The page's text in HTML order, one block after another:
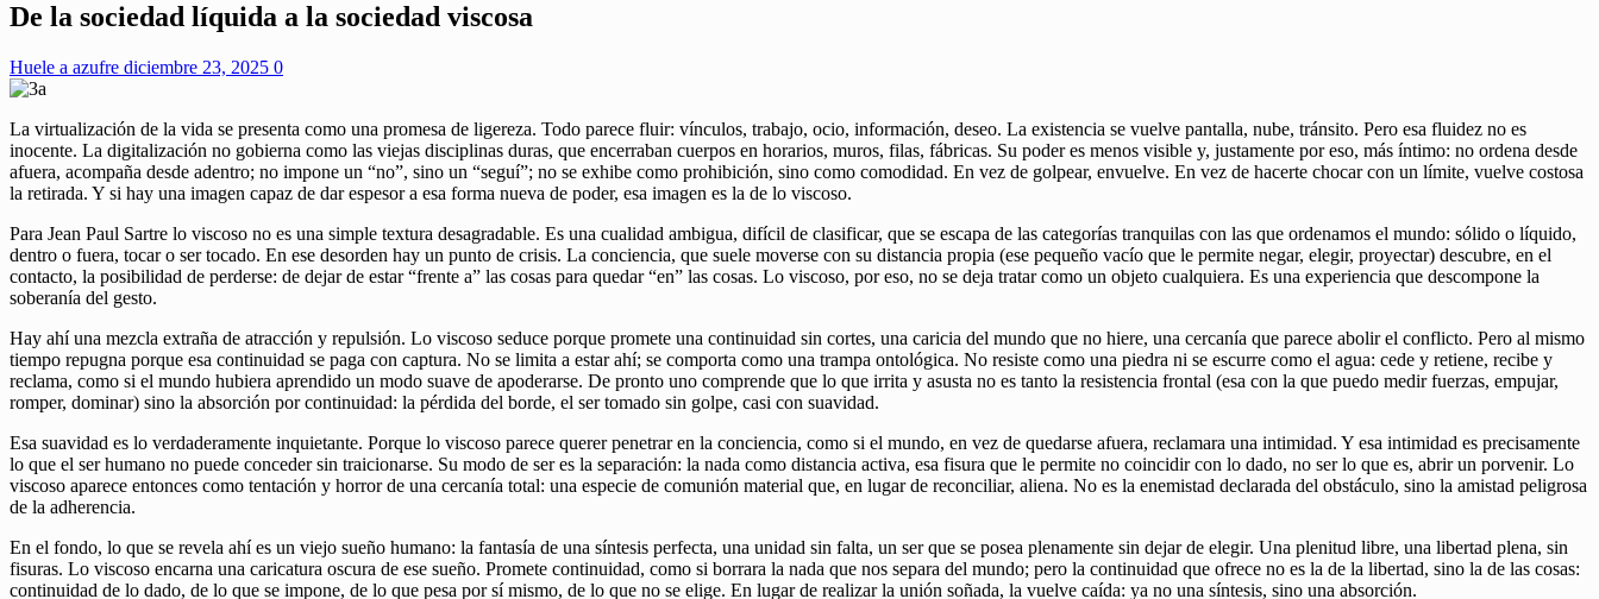
De la sociedad líquida a la sociedad viscosa
Huele a azufre diciembre 23, 2025 0
La virtualización de la vida se presenta como una promesa de ligereza. Todo parece fluir: vínculos, trabajo, ocio, información, deseo. La existencia se vuelve pantalla, nube, tránsito. Pero esa fluidez no es
inocente. La digitalización no gobierna como las viejas disciplinas duras, que encerraban cuerpos en horarios, muros, filas, fábricas. Su poder es menos visible y, justamente por eso, más íntimo: no ordena desde
afuera, acompaña desde adentro; no impone un “no”, sino un “seguí”; no se exhibe como prohibición, sino como comodidad. En vez de golpear, envuelve. En vez de hacerte chocar con un límite, vuelve costosa
la retirada. Y si hay una imagen capaz de dar espesor a esa forma nueva de poder, esa imagen es la de lo viscoso.
Para Jean Paul Sartre lo viscoso no es una simple textura desagradable. Es una cualidad ambigua, difícil de clasificar, que se escapa de las categorías tranquilas con las que ordenamos el mundo: sólido o líquido,
dentro o fuera, tocar o ser tocado. En ese desorden hay un punto de crisis. La conciencia, que suele moverse con su distancia propia (ese pequeño vacío que le permite negar, elegir, proyectar) descubre, en el
contacto, la posibilidad de perderse: de dejar de estar “frente a” las cosas para quedar “en” las cosas. Lo viscoso, por eso, no se deja tratar como un objeto cualquiera. Es una experiencia que descompone la
soberanía del gesto.
Hay ahí una mezcla extraña de atracción y repulsión. Lo viscoso seduce porque promete una continuidad sin cortes, una caricia del mundo que no hiere, una cercanía que parece abolir el conflicto. Pero al mismo
tiempo repugna porque esa continuidad se paga con captura. No se limita a estar ahí; se comporta como una trampa ontológica. No resiste como una piedra ni se escurre como el agua: cede y retiene, recibe y
reclama, como si el mundo hubiera aprendido un modo suave de apoderarse. De pronto uno comprende que lo que irrita y asusta no es tanto la resistencia frontal (esa con la que puedo medir fuerzas, empujar,
romper, dominar) sino la absorción por continuidad: la pérdida del borde, el ser tomado sin golpe, casi con suavidad.
Esa suavidad es lo verdaderamente inquietante. Porque lo viscoso parece querer penetrar en la conciencia, como si el mundo, en vez de quedarse afuera, reclamara una intimidad. Y esa intimidad es precisamente
lo que el ser humano no puede conceder sin traicionarse. Su modo de ser es la separación: la nada como distancia activa, esa fisura que le permite no coincidir con lo dado, no ser lo que es, abrir un porvenir. Lo
viscoso aparece entonces como tentación y horror de una cercanía total: una especie de comunión material que, en lugar de reconciliar, aliena. No es la enemistad declarada del obstáculo, sino la amistad peligrosa
de la adherencia.
En el fondo, lo que se revela ahí es un viejo sueño humano: la fantasía de una síntesis perfecta, una unidad sin falta, un ser que se posea plenamente sin dejar de elegir. Una plenitud libre, una libertad plena, sin
fisuras. Lo viscoso encarna una caricatura oscura de ese sueño. Promete continuidad, como si borrara la nada que nos separa del mundo; pero la continuidad que ofrece no es la de la libertad, sino la de las cosas:
continuidad de lo dado, de lo que se impone, de lo que pesa por sí mismo, de lo que no se elige. En lugar de realizar la unión soñada, la vuelve caída: ya no una síntesis, sino una absorción.